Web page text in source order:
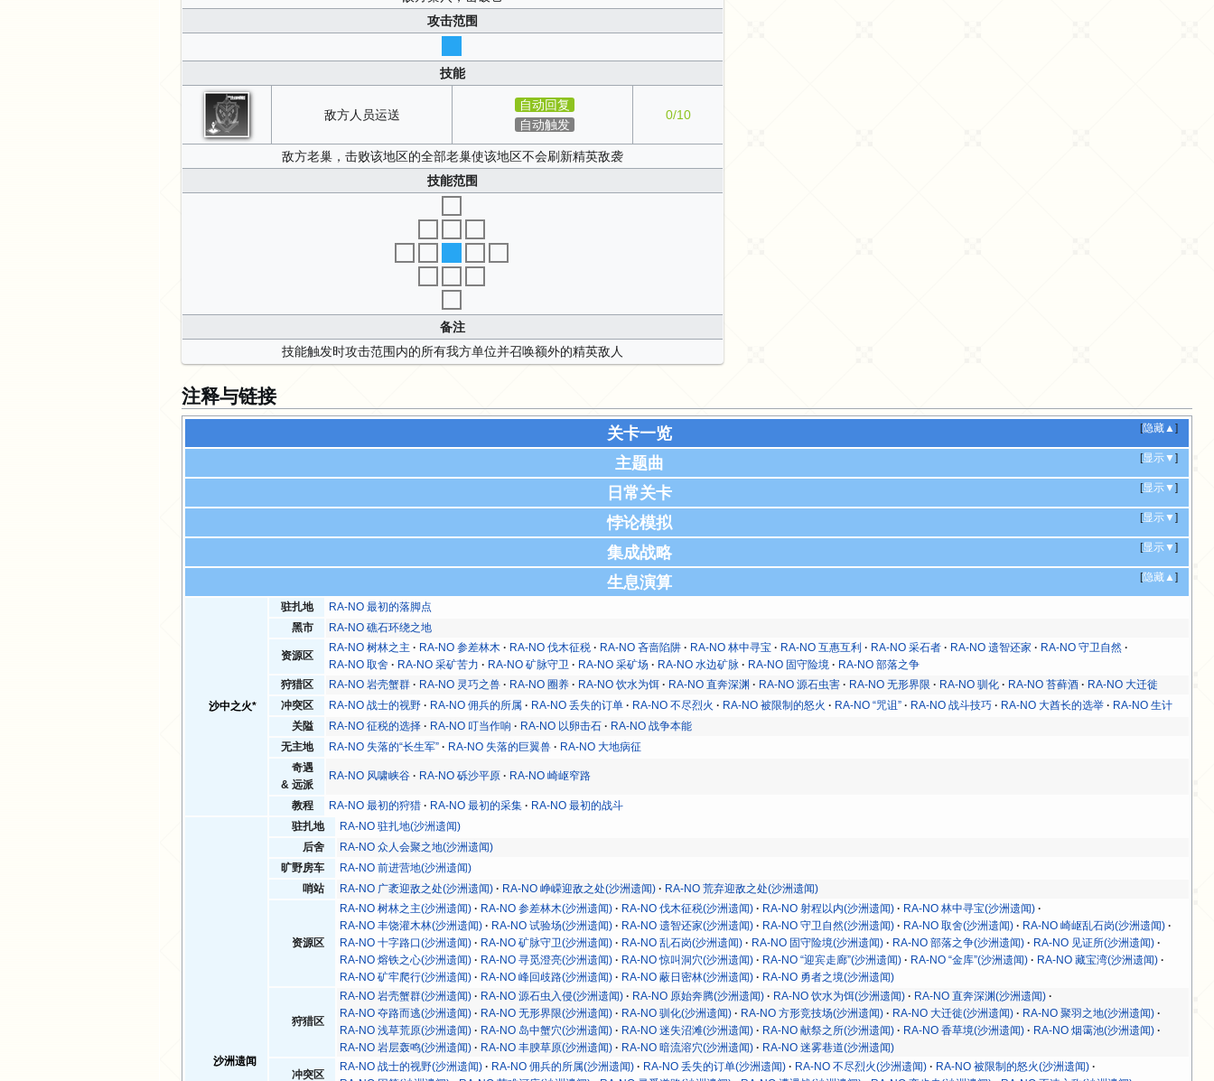
攻击范围
技能
敌方人员运送
自动回复
自动触发
0/10
敌方老巢，击败该地区的全部老巢使该地区不会刷新精英敌袭
技能范围
备注
技能触发时攻击范围内的所有我方单位并召唤额外的精英敌人
注释与链接
[隐藏▲]
关卡一览
[显示▼]
主题曲
[显示▼]
日常关卡
[显示▼]
悖论模拟
[显示▼]
集成战略
[隐藏▲]
生息演算
沙中之火*
驻扎地
RA-NO 最初的落脚点
黑市
RA-NO 礁石环绕之地
资源区
RA-NO 树林之主 RA-NO 参差林木 RA-NO 伐木征税 RA-NO 吝啬陷阱 RA-NO 林中寻宝 RA-NO 互惠互利 RA-NO 采石者 RA-NO 遗智还家
RA-NO 守卫自然
RA-NO 取舍
RA-NO 采矿苦力 RA-NO 矿脉守卫 RA-NO 采矿场 RA-NO 水边矿脉 RA-NO 固守险境
RA-NO 部落之争
狩猎区
RA-NO 岩壳蟹群 RA-NO 灵巧之兽 RA-NO 圈养 RA-NO 饮水为饵 RA-NO 直奔深渊 RA-NO 源石虫害 RA-NO 无形界限 RA-NO 驯化 RA-NO 苔藓酒
RA-NO 大迁徙
冲突区
RA-NO 战士的视野 RA-NO 佣兵的所属 RA-NO 丢失的订单 RA-NO 不尽烈火 RA-NO 被限制的怒火 RA-NO “咒诅” RA-NO 战斗技巧 RA-NO 大酋长的选举
RA-NO 生计
关隘
RA-NO 征税的选择 RA-NO 叮当作响 RA-NO 以卵击石
RA-NO 战争本能
无主地
RA-NO 失落的“长生军” RA-NO 失落的巨翼兽
RA-NO 大地病征
奇遇
& 远派
RA-NO 风啸峡谷 RA-NO 砾沙平原 RA-NO 崎岖窄路
教程 RA-NO 最初的狩猎 RA-NO 最初的采集 RA-NO 最初的战斗
沙洲遗闻
驻扎地
RA-NO 驻扎地(沙洲遗闻)
后舍
RA-NO 众人会聚之地(沙洲遗闻)
旷野房车
RA-NO 前进营地(沙洲遗闻)
哨站
RA-NO 广袤迎敌之处(沙洲遗闻) RA-NO 峥嵘迎敌之处(沙洲遗闻) RA-NO 荒弃迎敌之处(沙洲遗闻)
资源区
RA-NO 树林之主(沙洲遗闻) RA-NO 参差林木(沙洲遗闻) RA-NO 伐木征税(沙洲遗闻) RA-NO 射程以内(沙洲遗闻)
RA-NO 林中寻宝(沙洲遗闻)
RA-NO 丰饶灌木林(沙洲遗闻)
RA-NO 试验场(沙洲遗闻) RA-NO 遗智还家(沙洲遗闻) RA-NO 守卫自然(沙洲遗闻) RA-NO 取舍(沙洲遗闻)
RA-NO 崎岖乱石岗(沙洲遗闻)
RA-NO 十字路口(沙洲遗闻)
RA-NO 矿脉守卫(沙洲遗闻) RA-NO 乱石岗(沙洲遗闻) RA-NO 固守险境(沙洲遗闻) RA-NO 部落之争(沙洲遗闻)
RA-NO 见证所(沙洲遗闻)
RA-NO 熔铁之心(沙洲遗闻)
RA-NO 寻觅澄亮(沙洲遗闻) RA-NO 惊叫洞穴(沙洲遗闻) RA-NO “迎宾走廊”(沙洲遗闻) RA-NO “金库”(沙洲遗闻)
RA-NO 藏宝湾(沙洲遗闻)
RA-NO 矿牢爬行(沙洲遗闻)
RA-NO 峰回歧路(沙洲遗闻) RA-NO 蔽日密林(沙洲遗闻) RA-NO 勇者之境(沙洲遗闻)
狩猎区
RA-NO 岩壳蟹群(沙洲遗闻) RA-NO 源石虫入侵(沙洲遗闻) RA-NO 原始奔腾(沙洲遗闻) RA-NO 饮水为饵(沙洲遗闻)
RA-NO 直奔深渊(沙洲遗闻)
RA-NO 夺路而逃(沙洲遗闻)
RA-NO 无形界限(沙洲遗闻) RA-NO 驯化(沙洲遗闻) RA-NO 方形竞技场(沙洲遗闻) RA-NO 大迁徙(沙洲遗闻)
RA-NO 聚羽之地(沙洲遗闻)
RA-NO 浅草荒原(沙洲遗闻)
RA-NO 岛中蟹穴(沙洲遗闻) RA-NO 迷失沼滩(沙洲遗闻) RA-NO 献祭之所(沙洲遗闻) RA-NO 香草境(沙洲遗闻)
RA-NO 烟霭池(沙洲遗闻)
RA-NO 岩层轰鸣(沙洲遗闻)
RA-NO 丰腴草原(沙洲遗闻) RA-NO 暗流溶穴(沙洲遗闻) RA-NO 迷雾巷道(沙洲遗闻)
冲突区
RA-NO 战士的视野(沙洲遗闻) RA-NO 佣兵的所属(沙洲遗闻) RA-NO 丢失的订单(沙洲遗闻) RA-NO 不尽烈火(沙洲遗闻)
RA-NO 被限制的怒火(沙洲遗闻)